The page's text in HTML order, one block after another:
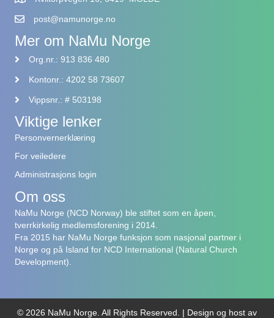
post@namunorge.no
Mer om NaMu Norge
Org.nr.: 913 836 480
Kontonr.: 4202 58 73607
Vippsnr.: # 503198
Viktige lenker
Personvernerklæring
For veiledere
Administrasjons login
Om oss
NaMu Norge (NCD Norway) ble stiftet som en åpen,
tverrkirkelig medlemsforening i 2014.
Fra 2015 har NaMu Norge funksjon som nasjonal partner i
Norge og på Island for NCD International (Natural Church
Development).
© 2026 NaMu Norge. All Rights Reserved. | Design og host av